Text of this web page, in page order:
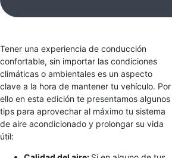
Tener una experiencia de conducción
confortable, sin importar las condiciones
climáticas o ambientales es un aspecto
clave a la hora de mantener tu vehículo. Por
ello en esta edición te presentamos algunos
tips para aprovechar al máximo tu sistema
de aire acondicionado y prolongar su vida
útil: